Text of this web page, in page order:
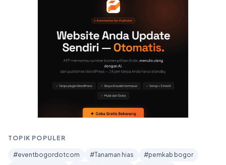
TOPIK POPULER
#eventbogordotcom #Tanaman hias
#pemkab bogor